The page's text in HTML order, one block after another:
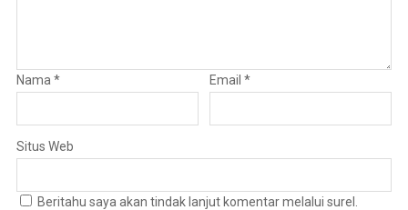
Nama * Email*
Situs Web
Beritahu saya akan tindak lanjut komentar melalui surel.